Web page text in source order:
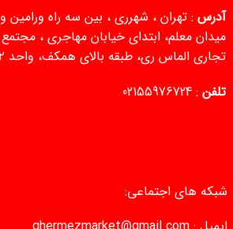
آدرس : تهران ، شهرری ، بین سه راه ورامین و
میدان معلم، ابتدای خیابان مهاجری ، مجتمع
تجاری الماس ری، طبقه بالای همکف، واحد ۱۱۲
تلفن :
02155976724
شبکه های اجتماعی: